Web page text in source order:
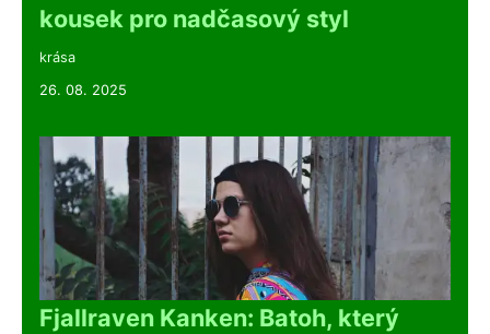
kousek pro nadčasový styl
krása
26. 08. 2025
Fjallraven Kanken: Batoh, který